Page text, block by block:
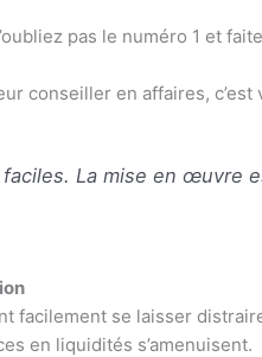
pas le numéro 1 et
conseiller en affaires, c’est
La mise en œuvre
facilement se laisser
en liquidités s’amenuisent.